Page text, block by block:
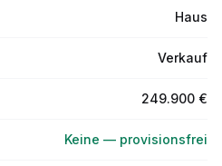
Haus
Verkauf
249.900 €
Keine — provisionsfrei